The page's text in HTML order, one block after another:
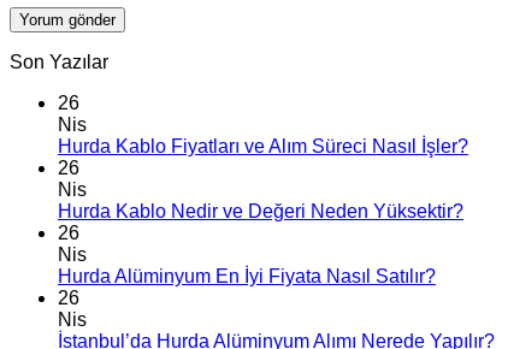
Son Yazılar
26
Nis
Hurda Kablo Fiyatları ve Alım Süreci Nasıl İşler?
26
Nis
Hurda Kablo Nedir ve Değeri Neden Yüksektir?
26
Nis
Hurda Alüminyum En İyi Fiyata Nasıl Satılır?
26
Nis
İstanbul’da Hurda Alüminyum Alımı Nerede Yapılır?